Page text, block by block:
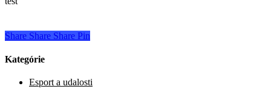
Share Share Share Pin
Kategórie
Esport a udalosti